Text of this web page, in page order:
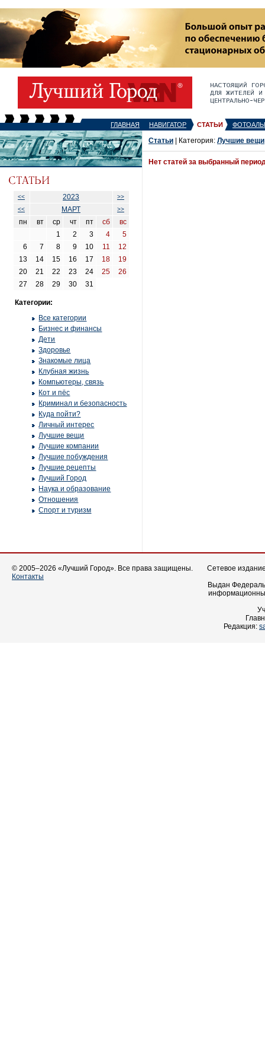
ГЛАВНАЯ НАВИГАТОР СТАТЬИ
<< 2023
>>
<<
МАРТ >>
пн вт ср чт пт сб
вс
1
2 3 4
5
6
7 8 9 10 11
12
13
14 15 16 17 18
19
20
21 22 23 24 25
26
27
28 29 30 31
Категории:
Все категории
Бизнес и финансы
Дети
Здоровье
Знакомые лица
Клубная жизнь
Компьютеры, связь
Кот и пёс
Криминал и безопасность
Куда пойти?
Личный интерес
Лучшие вещи
Лучшие компании
Лучшие побуждения
Лучшие рецепты
Лучший Город
Наука и образование
Отношения
Спорт и туризм
Статьи | Категория: Лучшие вещи
Нет статей за выбранный
© 2005–2026 «Лучший Город». Все права защищены.
Контакты
Сетевое
Выдан
Редакция: